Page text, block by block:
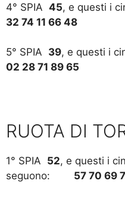
4° SPIA 45, e questi i
32 74 11 66 48
5° SPIA 39, e questi i
02 28 71 89 65
RUOTA DI
1° SPIA 52, e questi i
seguono: 57 70 69